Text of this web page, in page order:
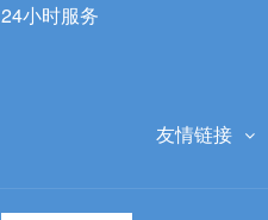
24小时服务
友情链接